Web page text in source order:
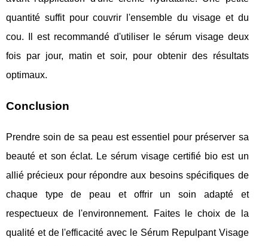
quantité suffit pour couvrir l'ensemble du visage et du
cou. Il est recommandé d'utiliser le sérum visage deux
fois par jour, matin et soir, pour obtenir des résultats
optimaux.
Conclusion
Prendre soin de sa peau est essentiel pour préserver sa
beauté et son éclat. Le sérum visage certifié bio est un
allié précieux pour répondre aux besoins spécifiques de
chaque type de peau et offrir un soin adapté et
respectueux de l'environnement. Faites le choix de la
qualité et de l'efficacité avec le Sérum Repulpant Visage